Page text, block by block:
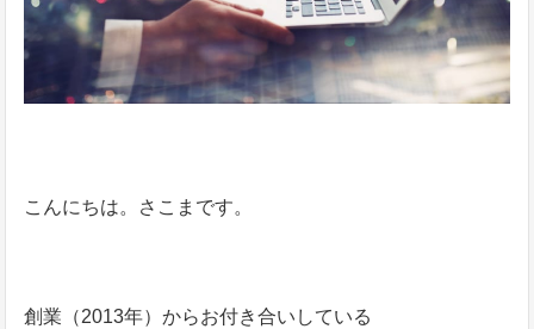
こんにちは。さこまです。
創業（2013年）からお付き合いしている